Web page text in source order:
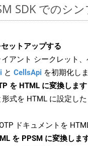
SDK でのシ
ットアップする
アント シークレット
と CellsApi を初期化し
を HTML に変換します
式を HTML に設定した
ドキュメントを
を PPSM に変換しま